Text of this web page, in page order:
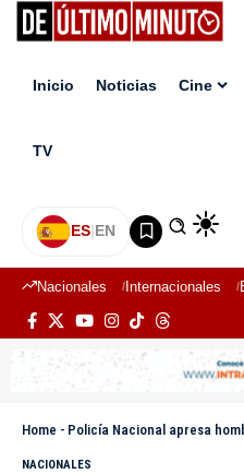
Inicio Noticias Cine
TV
ES|EN
Nacionales Internacionales
Home - Policía Nacional apresa hombre acusado de
NACIONALES